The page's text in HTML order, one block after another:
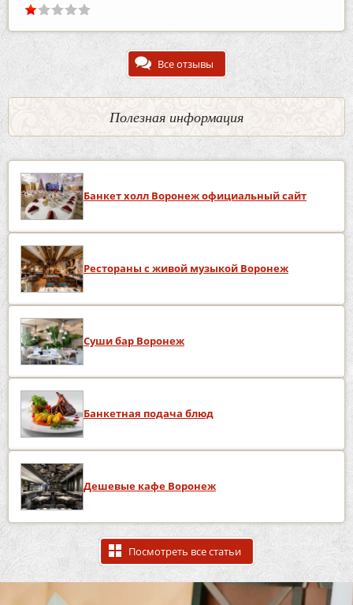
Все отзывы
Полезная информация
Банкет холл Воронеж официальный сайт
Рестораны с живой музыкой Воронеж
Суши бар Воронеж
Банкетная подача блюд
Дешевые кафе Воронеж
Посмотреть все статьи